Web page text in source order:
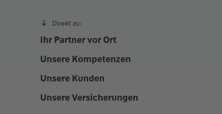
Direkt zu:
Ihr Partner vor Ort
Unsere Kompetenzen
Unsere Kunden
Unsere Versicherungen